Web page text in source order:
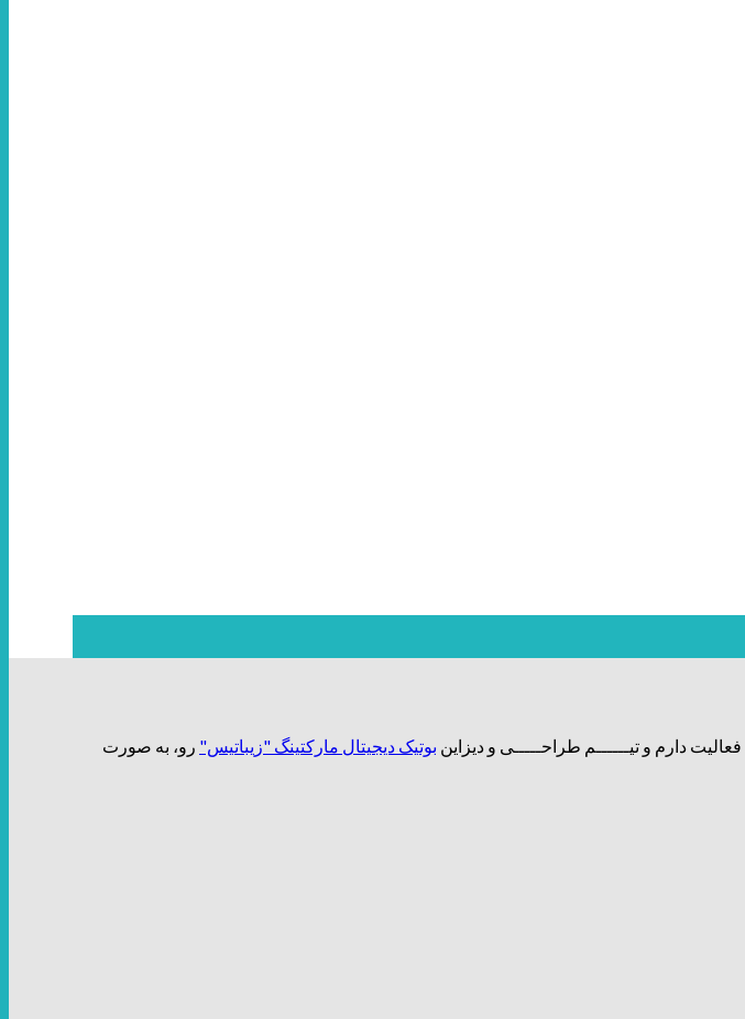
بوتیک دیجیتال مارکتینگ "زیباتیس" رو، به صورت